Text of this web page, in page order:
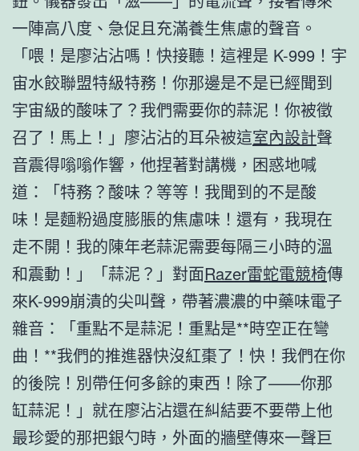
一陣高八度、急促且充滿養生焦慮的聲音。
「喂！是廖沾沾嗎！快接聽！這裡是 K-999！宇
宙水餃聯盟特級特務！你那邊是不是已經聞到
宇宙級的酸味了？我們需要你的蒜泥！你被徵
召了！馬上！」廖沾沾的耳朵被這室內設計聲
音震得嗡嗡作響，他捏著對講機，困惑地喊
道：「特務？酸味？等等！我聞到的不是酸
味！是麵粉過度膨脹的焦慮味！還有，我現在
走不開！我的陳年老蒜泥需要每隔三小時的溫
和震動！」「蒜泥？」對面Razer雷蛇電競椅傳
來K-999崩潰的尖叫聲，帶著濃濃的中藥味電子
雜音：「重點不是蒜泥！重點是**時空正在彎
曲！**我們的推進器快沒紅棗了！快！我們在你
的後院！別帶任何多餘的東西！除了——你那
缸蒜泥！」就在廖沾沾還在糾結要不要帶上他
最珍愛的那把銀勺時，外面的牆壁傳來一聲巨